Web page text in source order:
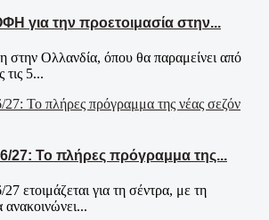
για την προετοιμασία στην...
Ολλανδία, όπου θα παραμείνει από
5...
27: Το πλήρες πρόγραμμα της...
ετοιμάζεται για τη σέντρα, με τη
ανακοινώνει...